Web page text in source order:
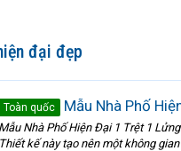
đại đẹp
Toàn quốc Mẫu Nhà Phố
Mẫu Nhà Phố Hiện Đại 1 Trệt 1
Thiết kế này tạo nên một không